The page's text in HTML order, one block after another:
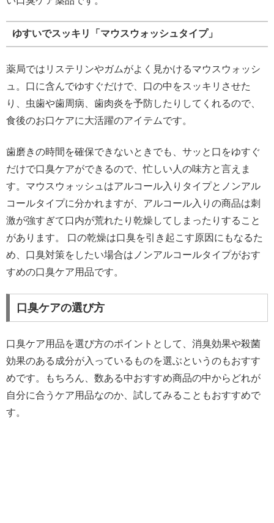
ゆすいでスッキリ「マウスウォッシュタイプ」
薬局ではリステリンやガムがよく見かけるマウスウォッシ
ュ。口に含んでゆすぐだけで、口の中をスッキリさせた
り、虫歯や歯周病、歯肉炎を予防したりしてくれるので、
食後のお口ケアに大活躍のアイテムです。
歯磨きの時間を確保できないときでも、サッと口をゆすぐ
だけで口臭ケアができるので、忙しい人の味方と言えま
す。マウスウォッシュはアルコール入りタイプとノンアル
コールタイプに分かれますが、アルコール入りの商品は刺
激が強すぎて口内が荒れたり乾燥してしまったりすること
があります。 口の乾燥は口臭を引き起こす原因にもなるた
め、口臭対策をしたい場合はノンアルコールタイプがおす
すめの口臭ケア用品です。
口臭ケアの選び方
口臭ケア用品を選び方のポイントとして、消臭効果や殺菌
効果のある成分が入っているものを選ぶというのもおすす
めです。もちろん、数ある中おすすめ商品の中からどれが
自分に合うケア用品なのか、試してみることもおすすめで
す。